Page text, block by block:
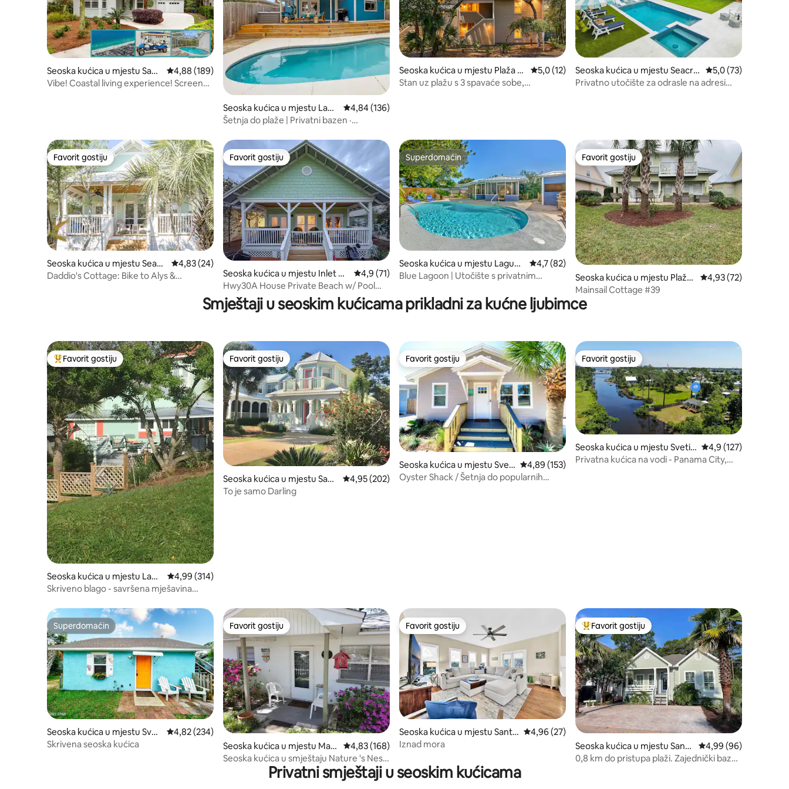
Seoska kućica u mjestu Sant
a Rosa Beach
Prosječna ocjena: 4,88 od 5, recenzija: 189
4,88 (189)
Vibe! Coastal living experience! Screened
Seoska kućica u mjestu Lagu
na Beach
Prosječna ocjena: 4,84 od 5, recenzija: 136
4,84 (136)
Šetnja do plaže | Privatni bazen ·
Seoska kućica u mjestu Plaža M
iramar
Prosječna ocjena: 5,0 od 5, recenzija: 12
5,0 (12)
Stan uz plažu s 3 spavaće sobe,
Seoska kućica u mjestu Seacre
st
Prosječna ocjena:
5,0 (73)
Privatno utočište za odrasle na adresi
Favorit gostiju
Favorit gostiju
Seoska kućica u mjestu Seacr
est
Prosječna ocjena: 4,83 od 5, recenzija: 24
4,83 (24)
Daddio's Cottage: Bike to Alys &
Favorit gostiju
Favorit gostiju
Seoska kućica u mjestu Inlet Be
ach
Prosječna ocjena: 4,9 od 5, recenzija: 71
4,9 (71)
Hwy30A House Private Beach w/ Pool
Jacuzzi Bikes
Superdomaćin
Superdomaćin
Seoska kućica u mjestu Laguna
Beach
Prosječna ocjena: 4,7 od 5, recenzija: 82
4,7 (82)
Blue Lagoon | Utočište s privatnim
Favorit gostiju
Favorit gostiju
Seoska kućica u mjestu Plaža
Miramar
Prosječna ocjena:
4,93 (72)
Mainsail Cottage #39
Smještaji u seoskim kućicama prikladni za kućne ljubimce
Glavni favorit gostiju
Favorit gostiju
Seoska kućica u mjestu Lagu
na Beach
Prosječna ocjena: 4,99 od 5, recenzija: 314
4,99 (314)
Skriveno blago - savršena mješavina
Favorit gostiju
Favorit gostiju
Seoska kućica u mjestu Sant
a Rosa Beach
Prosječna ocjena: 4,95 od 5, recenzija: 202
4,95 (202)
To je samo Darling
Favorit gostiju
Favorit gostiju
Seoska kućica u mjestu Sveti
Endrju
Prosječna ocjena: 4,89 od 5, recenzija: 153
4,89 (153)
Oyster Shack / Šetnja do popularnih
Favorit gostiju
Favorit gostiju
Seoska kućica u mjestu Sveti E
ndrju
Prosječna ocjena:
4,9 (127)
Privatna kućica na vodi - Panama City,
Superdomaćin
Superdomaćin
Seoska kućica u mjestu Sveti
Endrju
Prosječna ocjena: 4,82 od 5, recenzija: 234
4,82 (234)
Skrivena seoska kućica
Favorit gostiju
Favorit gostiju
Seoska kućica u mjestu Mary
Esther
Prosječna ocjena: 4,83 od 5, recenzija: 168
4,83 (168)
Seoska kućica u smještaju Nature 's Nest
on the Sound - Kućni ljubimci su
Favorit gostiju
Favorit gostiju
Seoska kućica u mjestu Santa
Rosa Beach
Prosječna ocjena: 4,96 od 5, recenzija: 27
4,96 (27)
Iznad mora
Glavni favorit gostiju
Favorit gostiju
Seoska kućica u mjestu Santa
Rosa Beach
Prosječna ocjena:
4,99 (96)
0,8 km do pristupa plaži. Zajednički bazen
Privatni smještaji u seoskim kućicama